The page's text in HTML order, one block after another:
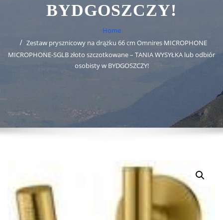
BYDGOSZCZY!
Home
Zestaw prysznicowy na drążku 66 cm Omnires MICROPHONE
MICROPHONE-SGLB złoto szczotkowane – TANIA WYSYŁKA lub odbiór
osobisty w BYDGOSZCZY!